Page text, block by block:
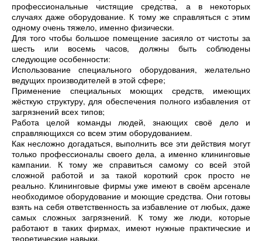
профессиональные чистящие средства, а в некоторых
случаях даже оборудование. К тому же справляться с этим
одному очень тяжело, именно физически.
Для того чтобы большое помещение засияло от чистоты за
шесть или восемь часов, должны быть соблюдены
следующие особенности:
Использование специального оборудования, желательно
ведущих производителей в этой сфере;
Применение специальных моющих средств, имеющих
жёсткую структуру, для обеспечения полного избавления от
загрязнений всех типов;
Работа целой команды людей, знающих своё дело и
справляющихся со всем этим оборудованием.
Как несложно догадаться, выполнить все эти действия могут
только профессионалы своего дела, а именно клининговые
кампании. К тому же справиться самому со всей этой
сложной работой и за такой короткий срок просто не
реально. Клининговые фирмы уже имеют в своём арсенале
необходимое оборудование и моющие средства. Они готовы
взять на себя ответственность за избавление от любых, даже
самых сложных загрязнений. К тому же люди, которые
работают в таких фирмах, имеют нужные практические и
теоретические навыки.